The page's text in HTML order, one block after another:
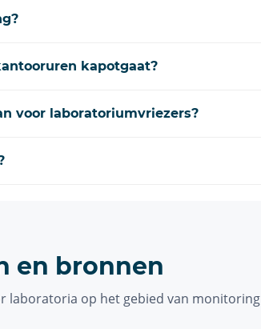
kapotgaat?
voor laboratoriumvriezers?
en bronnen
laboratoria op het gebied van monitoring